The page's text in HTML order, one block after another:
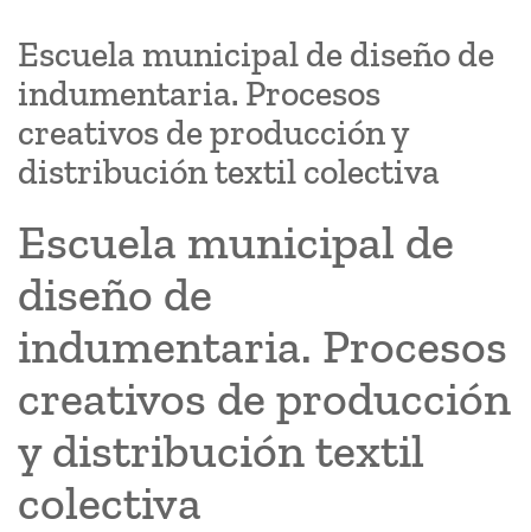
Escuela municipal de diseño de
indumentaria. Procesos
creativos de producción y
distribución textil colectiva
Escuela municipal de
diseño de
indumentaria. Procesos
creativos de producción
y distribución textil
colectiva